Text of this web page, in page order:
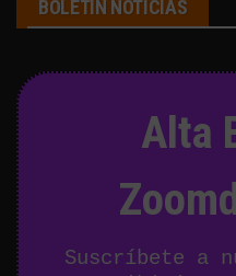
BOLETÍN NOTICIAS
Alta
Suscríbete a